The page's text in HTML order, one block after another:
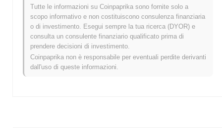
Come si sta comportando Pharaoh rispetto al
mercato crypto più ampio?
Negli ultimi 7 giorni, Pharaoh ha guadagnato 0.00%, superando il
mercato crypto complessivo che ha registrato un calo del
Ciò indica una forte performance nell'azione del prezzo di PHR
Tutte le informazioni su Coinpaprika sono fornite solo a
scopo informativo e non costituiscono consulenza finanziaria
o di investimento. Esegui sempre la tua ricerca (DYOR) e
consulta un consulente finanziario qualificato prima di
prendere decisioni di investimento.
Coinpaprika non è responsabile per eventuali perdite derivanti
dall'uso di queste informazioni.